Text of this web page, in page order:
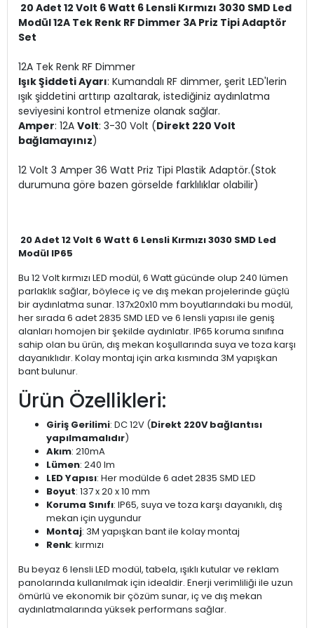
20 Adet 12 Volt 6 Watt 6 Lensli Kırmızı 3030 SMD Led
Modül 12A Tek Renk RF Dimmer 3A Priz Tipi Adaptör
Set
12A Tek Renk RF Dimmer
Işık Şiddeti Ayarı: Kumandalı RF dimmer, şerit LED'lerin
ışık şiddetini arttırıp azaltarak, istediğiniz aydınlatma
seviyesini kontrol etmenize olanak sağlar.
Amper: 12A Volt: 3-30 Volt (Direkt 220 Volt
bağlamayınız)
12 Volt 3 Amper 36 Watt Priz Tipi Plastik Adaptör.(Stok
durumuna göre bazen görselde farklılıklar olabilir)
20 Adet 12 Volt 6 Watt 6 Lensli Kırmızı 3030 SMD Led
Modül IP65
Bu 12 Volt kırmızı LED modül, 6 Watt gücünde olup 240 lümen
parlaklık sağlar, böylece iç ve dış mekan projelerinde güçlü
bir aydınlatma sunar. 137x20x10 mm boyutlarındaki bu modül,
her sırada 6 adet 2835 SMD LED ve 6 lensli yapısı ile geniş
alanları homojen bir şekilde aydınlatır. IP65 koruma sınıfına
sahip olan bu ürün, dış mekan koşullarında suya ve toza karşı
dayanıklıdır. Kolay montaj için arka kısmında 3M yapışkan
bant bulunur.
Ürün Özellikleri:
Giriş Gerilimi: DC 12V (Direkt 220V bağlantısı
yapılmamalıdır)
Akım: 210mA
Lümen: 240 lm
LED Yapısı: Her modülde 6 adet 2835 SMD LED
Boyut: 137 x 20 x 10 mm
Koruma Sınıfı: IP65, suya ve toza karşı dayanıklı, dış
mekan için uygundur
Montaj: 3M yapışkan bant ile kolay montaj
Renk: kırmızı
Bu beyaz 6 lensli LED modül, tabela, ışıklı kutular ve reklam
panolarında kullanılmak için idealdir. Enerji verimliliği ile uzun
ömürlü ve ekonomik bir çözüm sunar, iç ve dış mekan
aydınlatmalarında yüksek performans sağlar.